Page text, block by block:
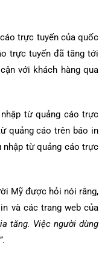
trực tuyến của quốc
trực tuyến đã tăng tới
với khách hàng qua
từ quảng cáo trực
quảng cáo trên báo in
nhập từ quảng cáo trực
Mỹ được hỏi nói rằng,
và các trang web của
tăng. Việc người dùng
.